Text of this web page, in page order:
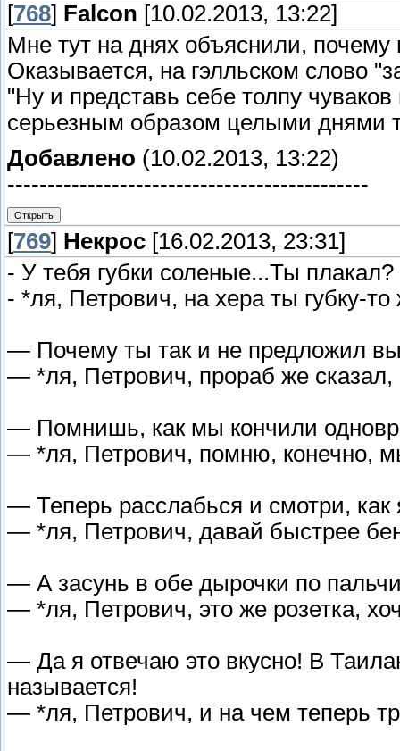
[768] Falcon [10.02.2013, 13:22]
Мне тут на днях объяснили, почему
Оказывается, на гэлльском слово
"Ну и представь себе толпу
серьезным образом целыми днями
Добавлено (10.02.2013, 13:22)
---------------------------------------------
[769] Некрос [16.02.2013, 23:31]
- У тебя губки соленые...Ты плакал?
- *ля, Петрович, на хера ты губку-
— Почему ты так и не предложил
— *ля, Петрович, прораб же
— Помнишь, как мы кончили
— *ля, Петрович, помню, конечно,
— Теперь расслабься и смотри, как
— *ля, Петрович, давай быстрее
— А засунь в обе дырочки по
— *ля, Петрович, это же розетка,
— Да я отвечаю это вкусно! В
называется!
— *ля, Петрович, и на чем теперь